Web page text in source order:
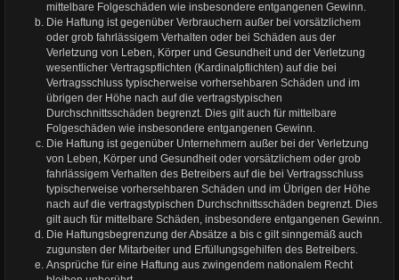
mittelbare Folgeschäden wie insbesondere entgangenen Gewinn.
Die Haftung ist gegenüber Verbrauchern außer bei vorsätzlichem
oder grob fahrlässigem Verhalten oder bei Schäden aus der
Verletzung von Leben, Körper und Gesundheit und der Verletzung
wesentlicher Vertragspflichten (Kardinalpflichten) auf die bei
Vertragsschluss typischerweise vorhersehbaren Schäden und im
übrigen der Höhe nach auf die vertragstypischen
Durchschnittsschäden begrenzt. Dies gilt auch für mittelbare
Folgeschäden wie insbesondere entgangenen Gewinn.
Die Haftung ist gegenüber Unternehmern außer bei der Verletzung
von Leben, Körper und Gesundheit oder vorsätzlichem oder grob
fahrlässigem Verhalten des Betreibers auf die bei Vertragsschluss
typischerweise vorhersehbaren Schäden und im Übrigen der Höhe
nach auf die vertragstypischen Durchschnittsschäden begrenzt. Dies
gilt auch für mittelbare Schäden, insbesondere entgangenen Gewinn.
Die Haftungsbegrenzung der Absätze a bis c gilt sinngemäß auch
zugunsten der Mitarbeiter und Erfüllungsgehilfen des Betreibers.
Ansprüche für eine Haftung aus zwingendem nationalem Recht